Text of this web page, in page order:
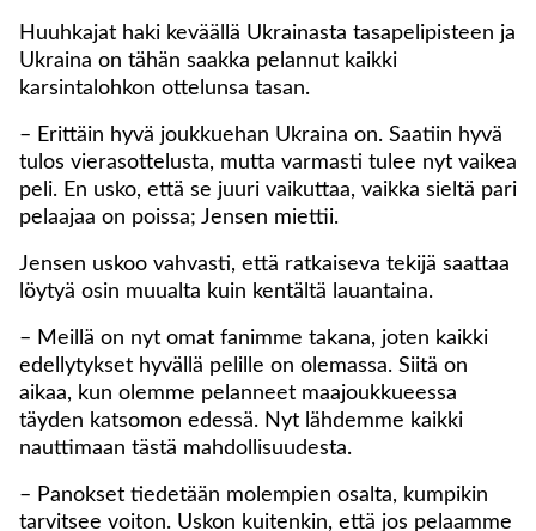
Huuhkajat haki keväällä Ukrainasta tasapelipisteen ja
Ukraina on tähän saakka pelannut kaikki
karsintalohkon ottelunsa tasan.
– Erittäin hyvä joukkuehan Ukraina on. Saatiin hyvä
tulos vierasottelusta, mutta varmasti tulee nyt vaikea
peli. En usko, että se juuri vaikuttaa, vaikka sieltä pari
pelaajaa on poissa; Jensen miettii.
Jensen uskoo vahvasti, että ratkaiseva tekijä saattaa
löytyä osin muualta kuin kentältä lauantaina.
– Meillä on nyt omat fanimme takana, joten kaikki
edellytykset hyvällä pelille on olemassa. Siitä on
aikaa, kun olemme pelanneet maajoukkueessa
täyden katsomon edessä. Nyt lähdemme kaikki
nauttimaan tästä mahdollisuudesta.
– Panokset tiedetään molempien osalta, kumpikin
tarvitsee voiton. Uskon kuitenkin, että jos pelaamme